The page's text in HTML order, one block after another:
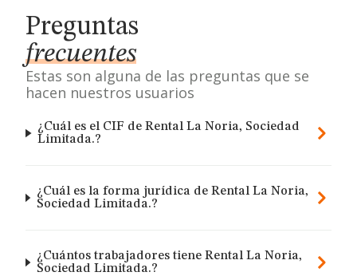
Preguntas
frecuentes
Estas son alguna de las preguntas que se
hacen nuestros usuarios
¿Cuál es el CIF de Rental La Noria, Sociedad
Limitada.?
¿Cuál es la forma jurídica de Rental La Noria,
Sociedad Limitada.?
¿Cuántos trabajadores tiene Rental La Noria,
Sociedad Limitada.?